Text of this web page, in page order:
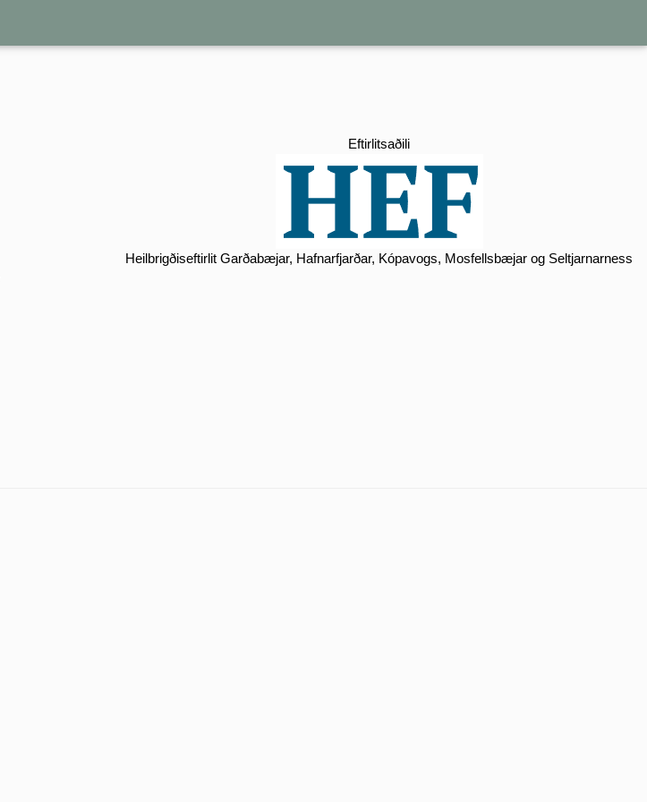
Eftirlitsaðili
Heilbrigðiseftirlit Garðabæjar, Hafnarfjarðar, Kópavogs, Mosfellsbæjar og Seltjarnarness